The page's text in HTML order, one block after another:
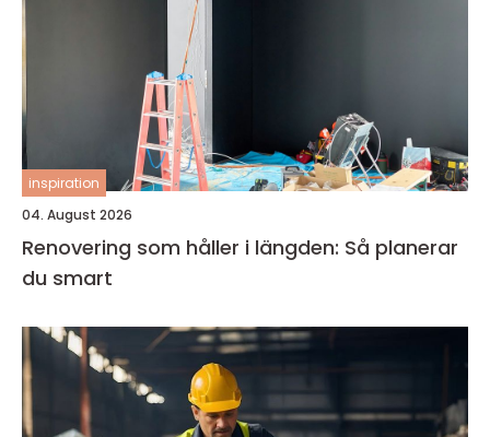
inspiration
04. August 2026
Renovering som håller i längden: Så planerar
du smart